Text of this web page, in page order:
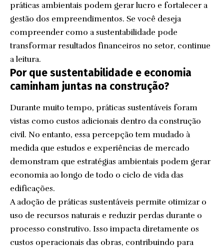
práticas ambientais podem gerar lucro e fortalecer a
gestão dos empreendimentos. Se você deseja
compreender como a sustentabilidade pode
transformar resultados financeiros no setor, continue
a leitura.
Por que sustentabilidade e economia
caminham juntas na construção?
Durante muito tempo, práticas sustentáveis foram
vistas como custos adicionais dentro da construção
civil. No entanto, essa percepção tem mudado à
medida que estudos e experiências de mercado
demonstram que estratégias ambientais podem gerar
economia ao longo de todo o ciclo de vida das
edificações.
A adoção de práticas sustentáveis permite otimizar o
uso de recursos naturais e reduzir perdas durante o
processo construtivo. Isso impacta diretamente os
custos operacionais das obras, contribuindo para